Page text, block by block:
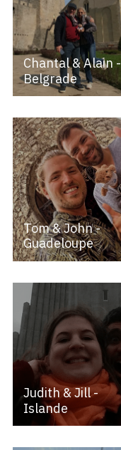
Chantal & Alain -
Belgrade
Tom & John -
Guadeloupe
Judith & Jill -
Islande